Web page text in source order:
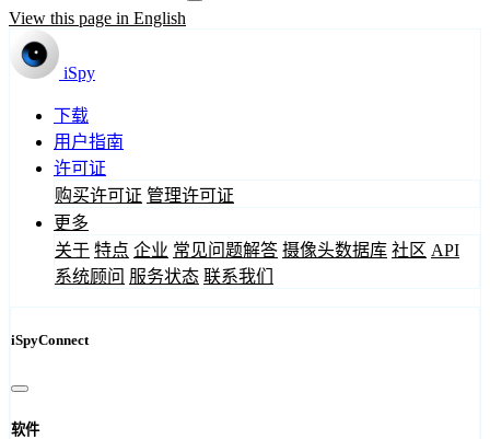
View this page in English
iSpy
下载
用户指南
许可证
购买许可证 管理许可证
更多
关于 特点 企业 常见问题解答 摄像头数据库 社区 API
系统顾问 服务状态 联系我们
iSpyConnect
软件